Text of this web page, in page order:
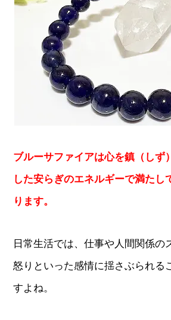
ブルーサファイアは心を鎮（しず
した安らぎのエネルギーで満たし
ります。
日常生活では、仕事や人間関係の
怒りといった感情に揺さぶられる
すよね。